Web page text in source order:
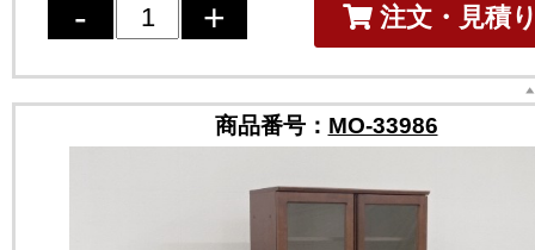
注文・見積
商品番号： MO-33986